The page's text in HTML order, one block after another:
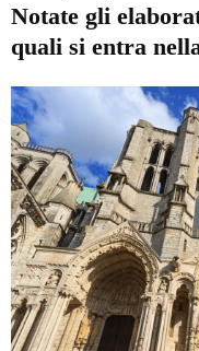
Notate gli
quali si entra